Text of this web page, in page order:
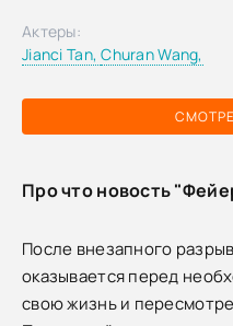
Актеры:
Jianci Tan,Churan Wang,
Про что новость
После внезапного
оказывается перед
свою жизнь и